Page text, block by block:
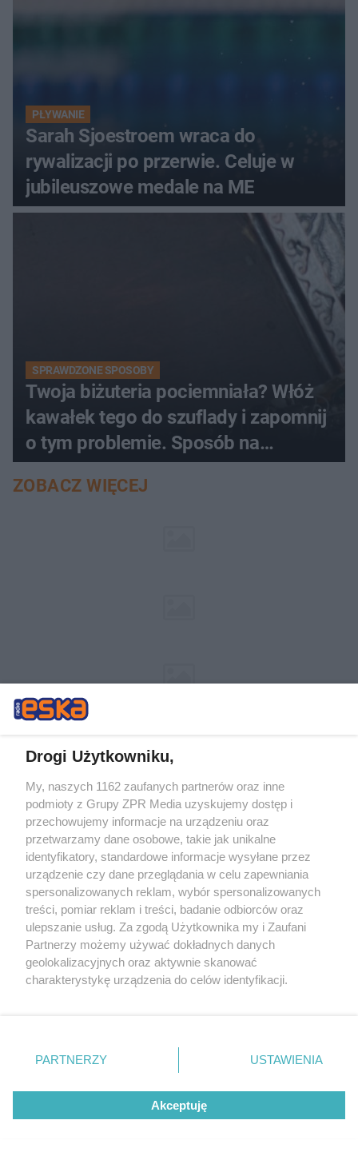
PŁYWANIE
Sarah Sjoestroem wraca do
rywalizacji po przerwie. Celuje w
jubileuszowe medale na ME
SPRAWDZONE SPOSOBY
Twoja biżuteria pociemniała? Włóż
kawałek tego do szuflady i zapomnij
o tym problemie. Sposób na
pociemniałą biżuterię
ZOBACZ WIĘCEJ
Żaden utwór zamieszczony w serwisie nie może być powielany i
rozpowszechniany lub dalej rozpowszechniany w jakikolwiek sposób (w
tym także elektroniczny lub mechaniczny) na jakimkolwiek polu
eksploatacji w jakiejkolwiek formie, włącznie z umieszczaniem w
Drogi Użytkowniku,
My, naszych 1162 zaufanych partnerów oraz inne
podmioty z Grupy ZPR Media uzyskujemy dostęp i
przechowujemy informacje na urządzeniu oraz
przetwarzamy dane osobowe, takie jak unikalne
identyfikatory, standardowe informacje wysyłane przez
urządzenie czy dane przeglądania w celu zapewniania
spersonalizowanych reklam, wybór spersonalizowanych
treści, pomiar reklam i treści, badanie odbiorców oraz
ulepszanie usług. Za zgodą Użytkownika my i Zaufani
Partnerzy możemy używać dokładnych danych
geolokalizacyjnych oraz aktywnie skanować
charakterystykę urządzenia do celów identyfikacji.
zmienić/wycofać klikając przycisk ustawień prywatności
znajdujący się w lewym dolnym rogu strony
rodzaje przetwarzania danych nie wymagają zgody
użytkownika, ale masz prawo sprzeciwić się takiemu
przetwarzaniu. Preferencje będą miały zastosowanie tylko
PARTNERZY USTAWIENIA
Akceptuję